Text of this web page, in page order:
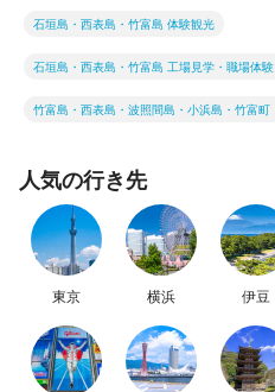
石垣島・西表島・竹富島 体験観光
石垣島・西表島・竹富島 工場見学・職場体
竹富島・西表島・波照間島・小浜島・竹富
人気の行き先
東京 横浜 伊豆